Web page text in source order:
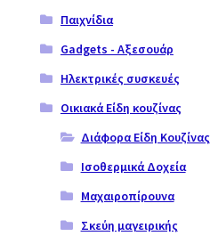
Παιχνίδια
Gadgets - Αξεσουάρ
Ηλεκτρικές συσκευές
Οικιακά Είδη κουζίνας
Διάφορα Είδη Κουζίνας
Ισοθερμικά Δοχεία
Μαχαιροπίρουνα
Σκεύη μαγειρικής